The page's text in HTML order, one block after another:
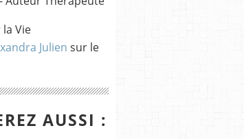
Vie
Julien sur le
AUSSI :